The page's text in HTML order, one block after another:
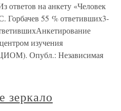
ответов на анкету «Человек
Горбачев 55 % ответивших3-
изучения
Опубл.: Независимая
зеркало